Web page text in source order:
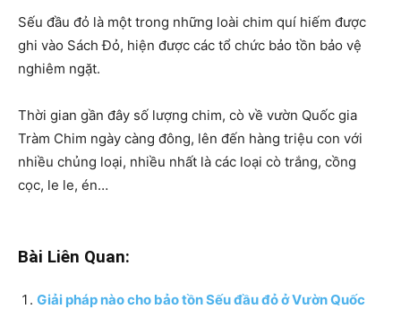
Sếu đầu đỏ là một trong những loài chim quí hiếm được
ghi vào Sách Đỏ, hiện được các tổ chức bảo tồn bảo vệ
nghiêm ngặt.
Thời gian gần đây số lượng chim, cò về vườn Quốc gia
Tràm Chim ngày càng đông, lên đến hàng triệu con với
nhiều chủng loại, nhiều nhất là các loại cò trắng, cồng
cọc, le le, én…
Bài Liên Quan:
Giải pháp nào cho bảo tồn Sếu đầu đỏ ở Vườn Quốc